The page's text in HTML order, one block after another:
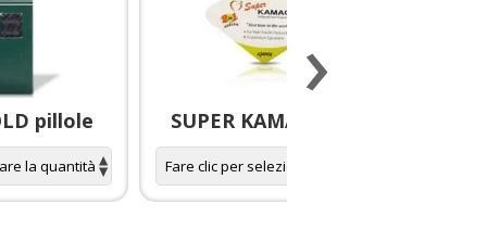
pillole SUPER KAMAGRA pillole
›